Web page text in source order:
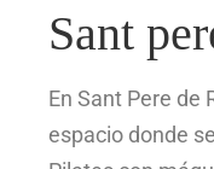
Sant
En Sant Pere de
espacio donde